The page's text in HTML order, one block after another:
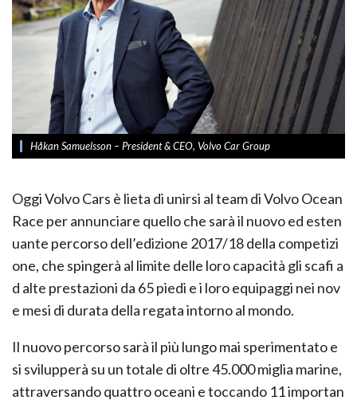
Håkan Samuelsson – President & CEO, Volvo Car Group
Oggi Volvo Cars è lieta di unirsi al team di Volvo Ocean
Race per annunciare quello che sarà il nuovo ed esten
uante percorso dell’edizione 2017/18 della competizi
one, che spingerà al limite delle loro capacità gli scafi a
d alte prestazioni da 65 piedi e i loro equipaggi nei nov
e mesi di durata della regata intorno al mondo.
Il nuovo percorso sarà il più lungo mai sperimentato e
si svilupperà su un totale di oltre 45.000 miglia marine,
attraversando quattro oceani e toccando 11 importan